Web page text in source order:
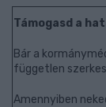
Támogasd a
Bár a
független
Amennyiben